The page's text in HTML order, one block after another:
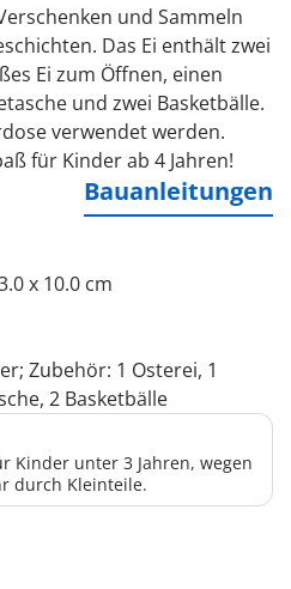
und Sammeln
Das Ei enthält zwei
Ei zum Öffnen, einen
und zwei Basketbälle.
verwendet werden.
für Kinder ab 4 Jahren!
Bauanleitungen
x 10.0 cm
Zubehör: 1 Osterei, 1
2 Basketbälle
Kinder unter 3 Jahren, wegen
durch Kleinteile.